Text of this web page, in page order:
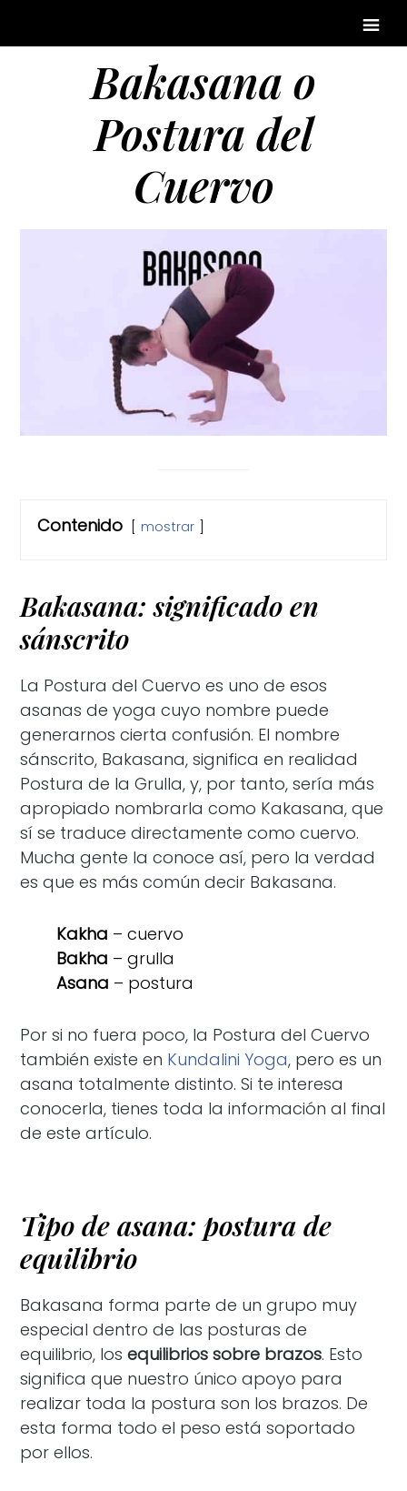
Bakasana o
Postura del
Cuervo
Contenido mostrar
Bakasana: significado en
sánscrito
La Postura del Cuervo es uno de esos
asanas de yoga cuyo nombre puede
generarnos cierta confusión. El nombre
sánscrito, Bakasana, significa en realidad
Postura de la Grulla, y, por tanto, sería más
apropiado nombrarla como Kakasana, que
sí se traduce directamente como cuervo.
Mucha gente la conoce así, pero la verdad
es que es más común decir Bakasana.
Kakha – cuervo
Bakha – grulla
Asana – postura
Por si no fuera poco, la Postura del Cuervo
también existe en Kundalini Yoga, pero es un
asana totalmente distinto. Si te interesa
conocerla, tienes toda la información al final
de este artículo.
Tipo de asana: postura de
equilibrio
Bakasana forma parte de un grupo muy
especial dentro de las posturas de
equilibrio, losequilibrios sobre brazos. Esto
significa que nuestro único apoyo para
realizar toda la postura son los brazos. De
esta forma todo el peso está soportado
por ellos.